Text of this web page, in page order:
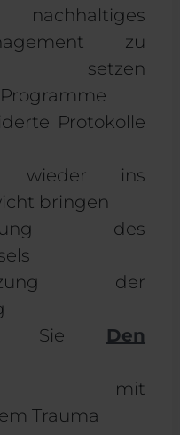
zu
setzen
Protokolle
wieder ins
bringen
des
der
Sie Den
mit
Trauma